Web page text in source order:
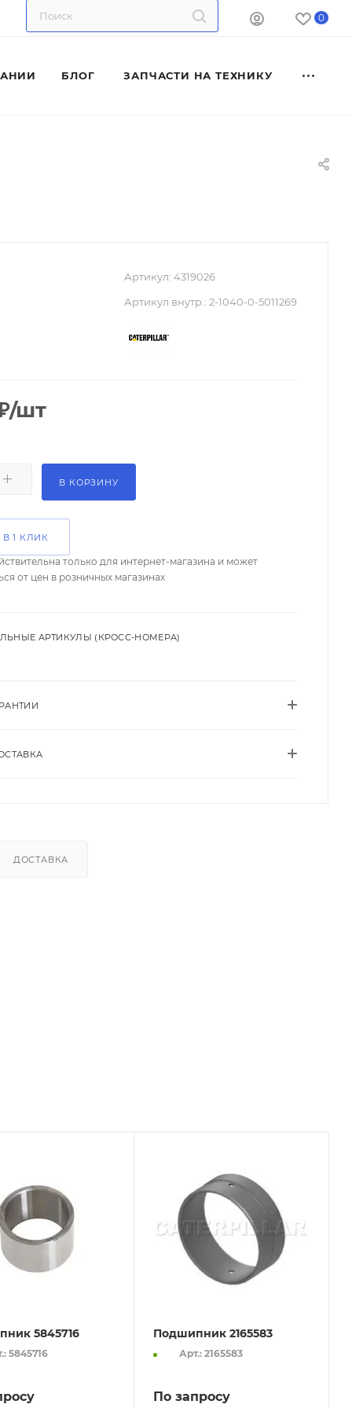
0
БЛОГ ЗАПЧАСТИ НА ТЕХНИКУ
Артикул: 4319026
Артикул внутр.: 2-1040-0-5011269
/шт
В КОРЗИНУ
1 КЛИК
только для интернет-магазина и может
от цен в розничных магазинах
АРТИКУЛЫ (КРОСС-НОМЕРА)
ДОСТАВКА
5845716
5845716
Подшипник 2165583
Арт.: 2165583
По запросу